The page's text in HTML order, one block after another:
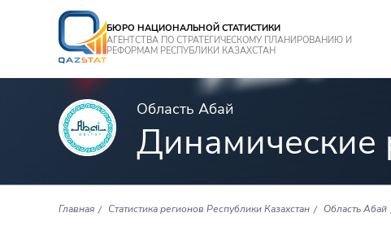
БЮРО НАЦИОНАЛЬНОЙ СТАТИСТИКИ
АГЕНТСТВА ПО СТРАТЕГИЧЕСКОМУ ПЛАНИРОВАНИЮ И
РЕФОРМАМ РЕСПУБЛИКИ КАЗАХСТАН
Область Абай
Динамические
Главная Статистика регионов Республики Казахстан Область Абай